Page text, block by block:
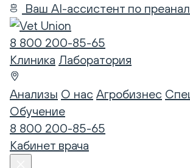
Ваш AI-ассистент по
8 800 200-85-65
Клиника Лаборатория
Анализы О нас Агробизнес
Обучение
8 800 200-85-65
Кабинет врача